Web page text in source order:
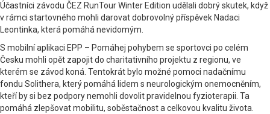
Účastníci závodu ČEZ RunTour Winter Edition udělali dobrý skutek, když
v rámci startovného mohli darovat dobrovolný příspěvek Nadaci
Leontinka, která pomáhá nevidomým.
S mobilní aplikaci EPP – Pomáhej pohybem se sportovci po celém
Česku mohli opět zapojit do charitativního projektu z regionu, ve
kterém se závod koná. Tentokrát bylo možné pomoci nadačnímu
fondu Solithera, který pomáhá lidem s neurologickým onemocněním,
kteří by si bez podpory nemohli dovolit pravidelnou fyzioterapii. Ta
pomáhá zlepšovat mobilitu, soběstačnost a celkovou kvalitu života.